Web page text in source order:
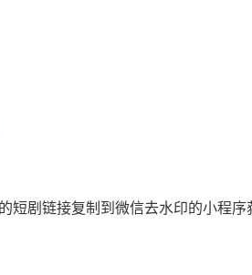
短剧链接复制到微信去水印的小程序